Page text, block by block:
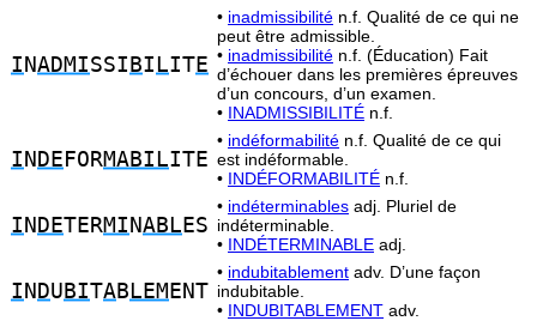
I NADMISSI BI LITE
• inadmissibilité n.f. Qualité de ce qui ne
peut être admissible.
• inadmissibilité n.f. (Éducation) Fait
d’échouer dans les premières épreuves
d’un concours, d’un examen.
• INADMISSIBILITÉ n.f.
I N DE FORMABILITE
• indéformabilité n.f. Qualité de ce qui
est indéformable.
• INDÉFORMABILITÉ n.f.
I N DETERMI NABL ES
• indéterminables adj. Pluriel de
indéterminable.
• INDÉTERMINABLE adj.
I N DU BITAB LEM ENT
• indubitablement adv. D’une façon
indubitable.
• INDUBITABLEMENT adv.